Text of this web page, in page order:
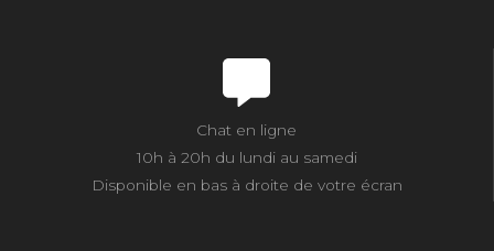
Chat en ligne
10h à 20h du lundi au samedi
Disponible en bas à droite de votre écran